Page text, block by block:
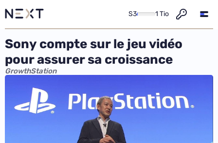
S3 1 Tio
Sony compte sur le jeu vidéo
pour assurer sa croissance
GrowthStation